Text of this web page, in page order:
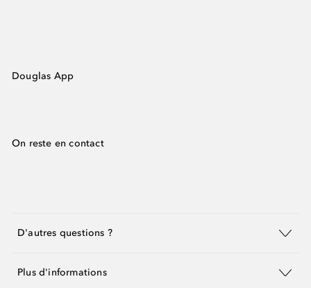
Douglas App
On reste en contact
D'autres questions ?
Plus d'informations